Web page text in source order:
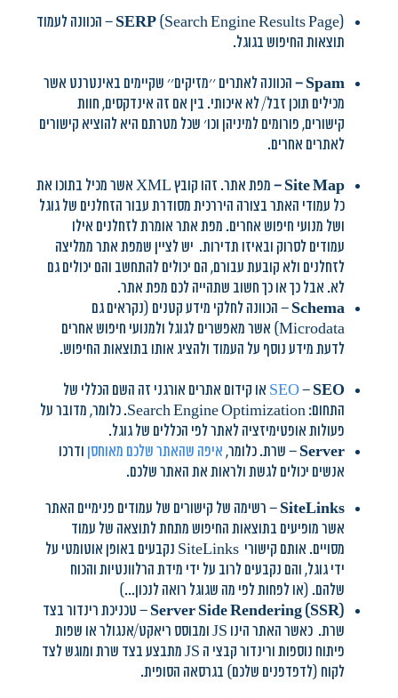
(
SERP (Search Engine Results Page – הכוונה לעמוד
תוצאות החיפוש בגוגל.
Spam
– הכוונה לאתרים ׳׳מזיקים׳׳ שקיימים באינטרנט אשר
מכילים תוכן זבל/ לא איכותי. בין אם זה אינדקסים, חוות
קישורים, פורומים למיניהן וכו׳ שכל מטרתם היא להוציא קישורים
לאתרים אחרים.
Site Map
–
מפת אתר. זהו קובץ XML אשר מכיל בתוכו את
כל עמודי האתר בצורה היררכית מסודרת עבור הזחלנים של גוגל
ושל מנועי חיפוש אחרים. מפת אתר אומרת לזחלנים אילו
עמודים לסרוק ובאיזו תדירות. יש לציין שמפת אתר ממליצה
לזחלנים ולא קובעת עבורם, הם יכולים להתחשב והם יכולים גם
לא. אבל כך או כך חשוב שתהייה לכם מפת אתר.
Schema – הכוונה לחלקי מידע קטנים (נקראים גם
Microdata) אשר מאפשרים לגוגל ולמנועי חיפוש אחרים
לדעת מידע נוסף על העמוד ולהציג אותו בתוצאות החיפוש.
SEO– SEO
או קידום אתרים אורגני זה השם הכללי של
התחום: Search Engine Optimization. כלומר, מדובר על
פעולות אופטימיזציה לאתר לפי הכללים של גוגל.
Server – שרת. כלומר, איפה שהאתר שלכם מאוחסן ודרכו
אנשים יכולים לגשת ולראות את האתר שלכם.
SiteLinks – רשימה של קישורים של עמודים פנימיים האתר
אשר מופיעים בתוצאות החיפוש מתחת לתוצאה של עמוד
מסויים. אותם קישורי SiteLinks נקבעים באופן אוטומטי על
ידי גוגל, והם נקבעים לרוב על ידי מידת הרלוונטיות והכוח
שלהם. (או לפחות לפי מה שגוגל רואה לנכון…)
(Server Side Rendering (SSR
– טכניכת רינדור בצד
שרת. כאשר האתר הינו JS ומבוסס ריאקט/אנגולר או שפות
פיתוח נוספות ורינדור קבצי ה JS מתבצע בצד שרת ומוגש לצד
לקוח (לדפדפנים שלכם) בגרסאה הסופית.